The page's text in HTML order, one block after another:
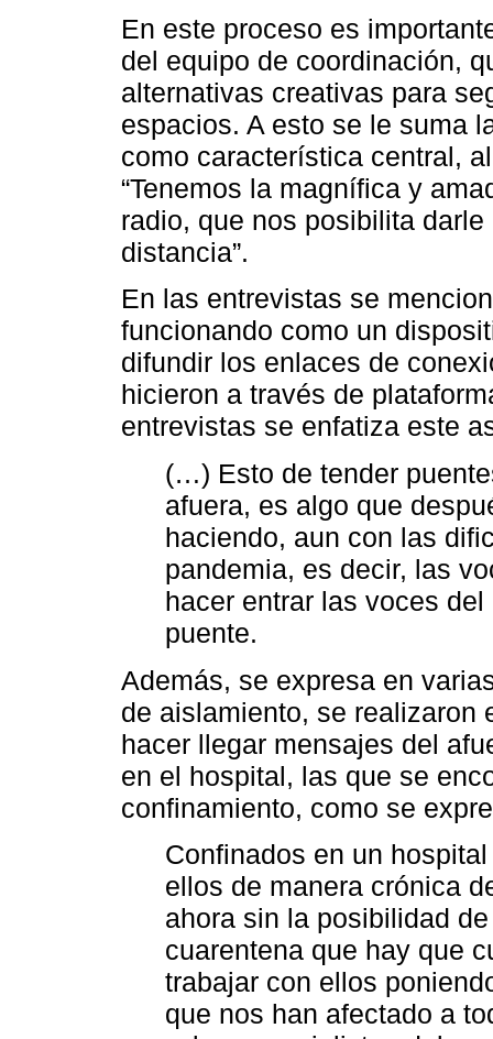
En este proceso es
del equipo de coordinación,
alternativas creativas para
espacios. A esto se le suma
como característica central,
“Tenemos la magnífica y
radio, que nos posibilita
distancia”.
En las entrevistas se
funcionando como un
difundir los enlaces de
hicieron a través de
entrevistas se enfatiza este
(…) Esto de tender
afuera, es algo que
haciendo, aun con las
pandemia, es decir, las
hacer entrar las voces
puente.
Además, se expresa en
de aislamiento, se realizaron
hacer llegar mensajes del
en el hospital, las que se
confinamiento, como se
Confinados en un
ellos de manera crónica
ahora sin la posibilidad
cuarentena que hay que
trabajar con ellos
que nos han afectado a